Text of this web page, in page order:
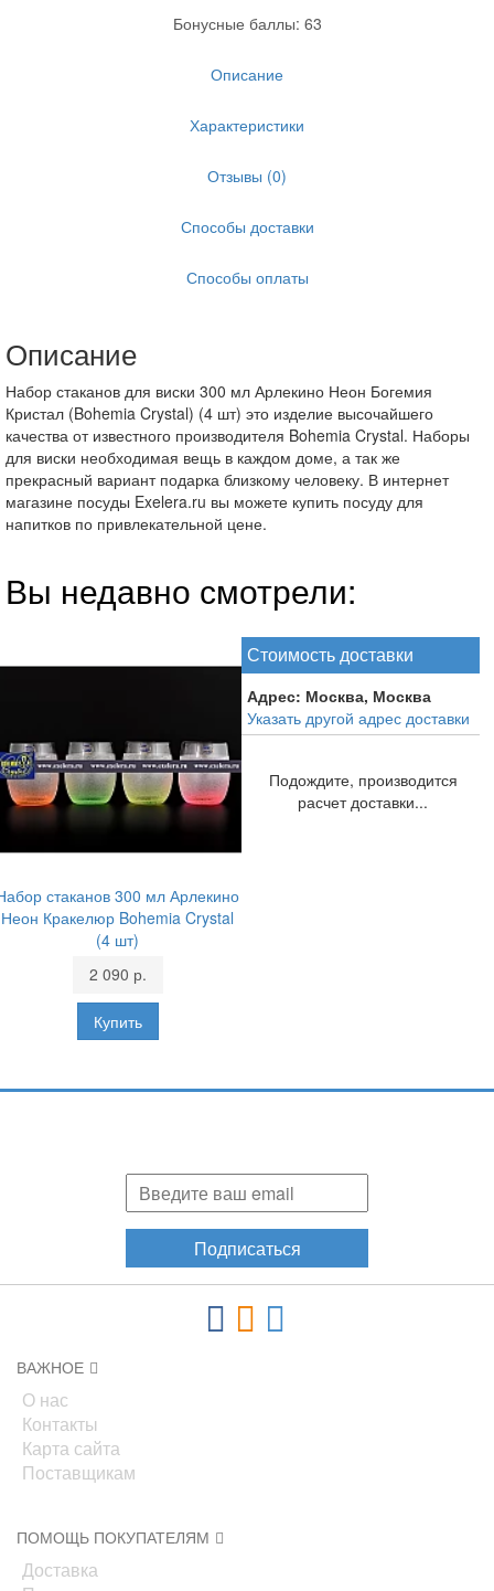
Бонусные баллы: 63
Описание
Характеристики
Отзывы (0)
Способы доставки
Способы оплаты
Описание
Набор стаканов для виски 300 мл Арлекино Неон Богемия
Кристал (Bohemia Crystal) (4 шт) это изделие высочайшего
качества от известного производителя Bohemia Crystal. Наборы
для виски необходимая вещь в каждом доме, а так же
прекрасный вариант подарка близкому человеку. В интернет
магазине посуды Exelera.ru вы можете купить посуду для
напитков по привлекательной цене.
Вы недавно смотрели:
стаканов 300 мл Арлекино
Неон Кракелюр Bohemia Crystal
(4 шт)
2 090 р.
Стоимость доставки
Адрес: Москва, Москва
Указать другой адрес доставки
Подождите, производится
расчет доставки...
Подписаться
ВАЖНОЕ
О нас
Контакты
Карта сайта
Поставщикам
ПОМОЩЬ ПОКУПАТЕЛЯМ
Доставка